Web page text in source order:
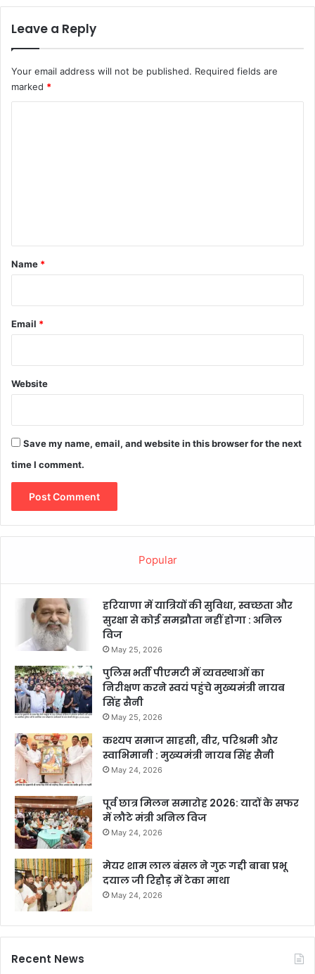
Leave a Reply
Your email address will not be published. Required fields are
marked *
*
Name *
Email *
Website
Save my name, email, and website in this browser for the next
time I comment.
Popular
हरियाणा में यात्रियों की सुविधा, स्वच्छता और
सुरक्षा से कोई समझौता नहीं होगा : अनिल
विज
May 25, 2026
पुलिस भर्ती पीएमटी में व्यवस्थाओं का
निरीक्षण करने स्वयं पहुंचे मुख्यमंत्री नायब
सिंह सैनी
May 25, 2026
कश्यप समाज साहसी, वीर, परिश्रमी और
स्वाभिमानी : मुख्यमंत्री नायब सिंह सैनी
May 24, 2026
पूर्व छात्र मिलन समारोह 2026: यादों के सफर
में लौटे मंत्री अनिल विज
May 24, 2026
मेयर शाम लाल बंसल ने गुरू गद्दी बाबा प्रभू
दयाल जी रिहौड़ में टेका माथा
May 24, 2026
Recent News